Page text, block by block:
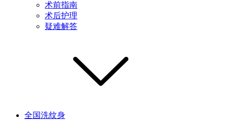
术前指南
术后护理
疑难解答
全国洗纹身